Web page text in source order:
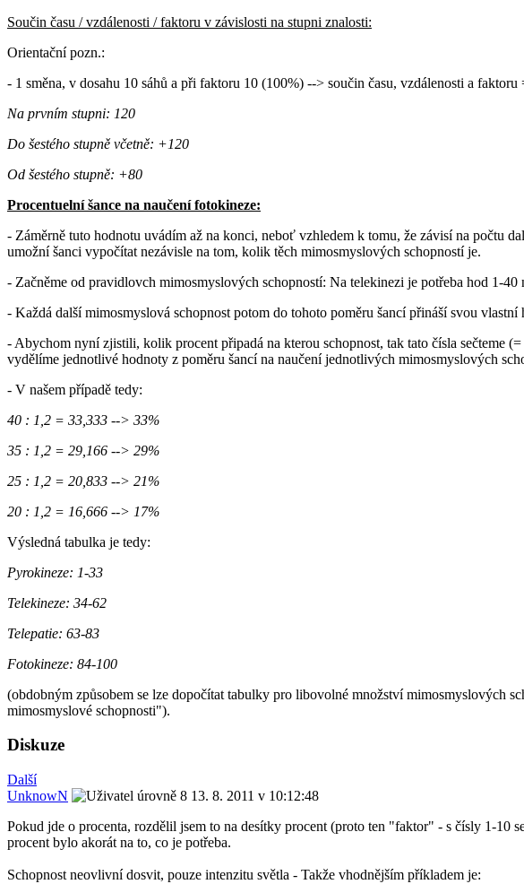
Součin času / vzdálenosti / faktoru v závislosti na stupni znalosti:
Orientační pozn.:
- 1 směna, v dosahu 10 sáhů a při faktoru 10 (100%) --> součin času, vzdálenosti a faktoru
Na prvním stupni: 120
Do šestého stupně včetně: +120
Od šestého stupně: +80
Procentuelní šance na naučení fotokineze:
- Záměrně tuto hodnotu uvádím až na konci, neboť vzhledem k tomu, že závisí na počtu
umožní šanci vypočítat nezávisle na tom, kolik těch mimosmyslových schopností je.
- Začněme od pravidlovch mimosmyslových schopností: Na telekinezi je potřeba hod 1-
- Každá další mimosmyslová schopnost potom do tohoto poměru šancí přináší svou
- Abychom nyní zjistili, kolik procent připadá na kterou schopnost, tak tato čísla
vydělíme jednotlivé hodnoty z poměru šancí na naučení jednotlivých mimosmyslových
- V našem případě tedy:
40 : 1,2 = 33,333 --> 33%
35 : 1,2 = 29,166 --> 29%
25 : 1,2 = 20,833 --> 21%
20 : 1,2 = 16,666 --> 17%
Výsledná tabulka je tedy:
Pyrokineze: 1-33
Telekineze: 34-62
Telepatie: 63-83
Fotokineze: 84-100
(obdobným způsobem se lze dopočítat tabulky pro libovolné množství mimosmyslových
mimosmyslové schopnosti").
Diskuze
Další
UnknowN
13. 8. 2011 v 10:12:48
Pokud jde o procenta, rozdělil jsem to na desítky procent (proto ten "faktor" - s čísly 1-10
procent bylo akorát na to, co je potřeba.
Schopnost neovlivní dosvit, pouze intenzitu světla - Takže vhodnějším příkladem je: